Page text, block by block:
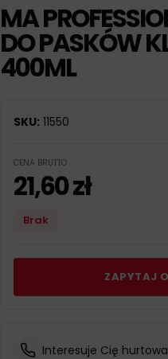
MA
DO PASKÓW
400ML
SKU: 11550
CENA BRUTTO
21,60zł
Brak
ZAPYTAJ
Interesuje Cię